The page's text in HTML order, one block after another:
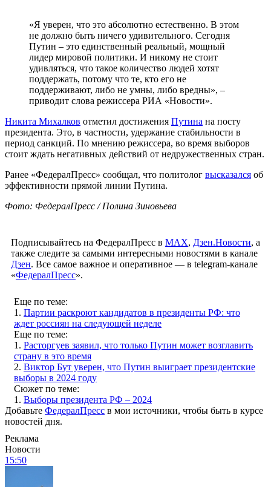
«Я уверен, что это абсолютно естественно. В этом
не должно быть ничего удивительного. Сегодня
Путин – это единственный реальный, мощный
лидер мировой политики. И никому не стоит
удивляться, что такое количество людей хотят
поддержать, потому что те, кто его не
поддерживают, либо не умны, либо вредны», –
приводит слова режиссера РИА «Новости».
Никита Михалков отметил достижения Путина на посту
президента. Это, в частности, удержание стабильности в
период санкций. По мнению режиссера, во время выборов
стоит ждать негативных действий от недружественных стран.
Ранее «ФедералПресс» сообщал, что политолог высказался об
эффективности прямой линии Путина.
Фото: ФедералПресс / Полина Зиновьева
Подписывайтесь на ФедералПресс в МАХ, Дзен.Новости, а
также следите за самыми интересными новостями в канале
Дзен. Все самое важное и оперативное — в telegram-канале
«ФедералПресс».
Еще по теме:
1. Партии раскроют кандидатов в президенты РФ: что
ждет россиян на следующей неделе
Еще по теме:
1. Расторгуев заявил, что только Путин может возглавить
страну в это время
2. Виктор Бут уверен, что Путин выиграет президентские
выборы в 2024 году
Сюжет по теме:
1. Выборы президента РФ – 2024
Добавьте ФедералПресс в мои источники, чтобы быть в курсе
новостей дня.
Реклама
Новости
15:50